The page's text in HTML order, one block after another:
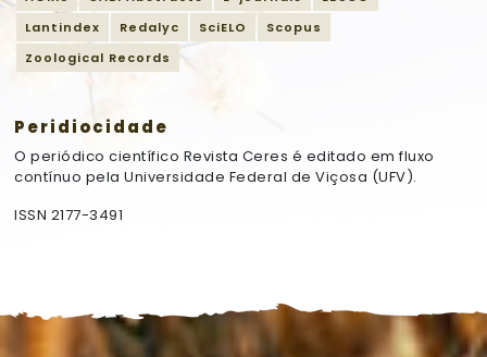
Lantindex
Redalyc SciELO
Scopus
Zoological Records
Peridiocidade
O periódico científico Revista Ceres é editado em fluxo
contínuo pela Universidade Federal de Viçosa (UFV).
ISSN 2177-3491